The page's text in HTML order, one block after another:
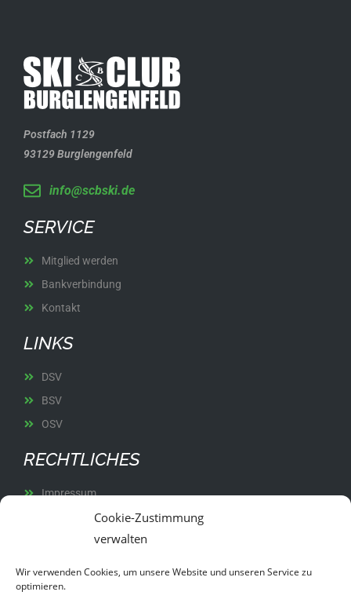
Cookie-Zustimmung
verwalten
Wir verwenden Cookies, um unsere Website und unseren Service zu
optimieren.
Postfach 1129
93129 Burglengenfeld
info@scbski.de
SERVICE
Mitglied werden
Bankverbindung
Kontakt
LINKS
DSV
BSV
OSV
RECHTLICHES
Impressum
Datenschutz